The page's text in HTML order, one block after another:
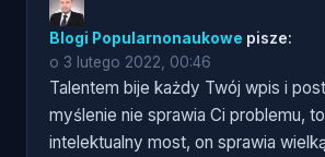
Blogi Popularnonaukowe pisze:
o 3 lutego 2022, 00:46
Talentem bije każdy Twój wpis i
myślenie nie sprawia Ci problemu,
intelektualny most, on sprawia